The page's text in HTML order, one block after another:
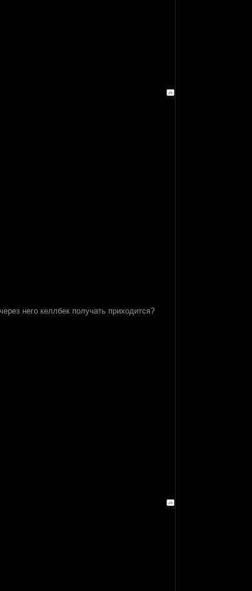
него келлбек получать приходится?